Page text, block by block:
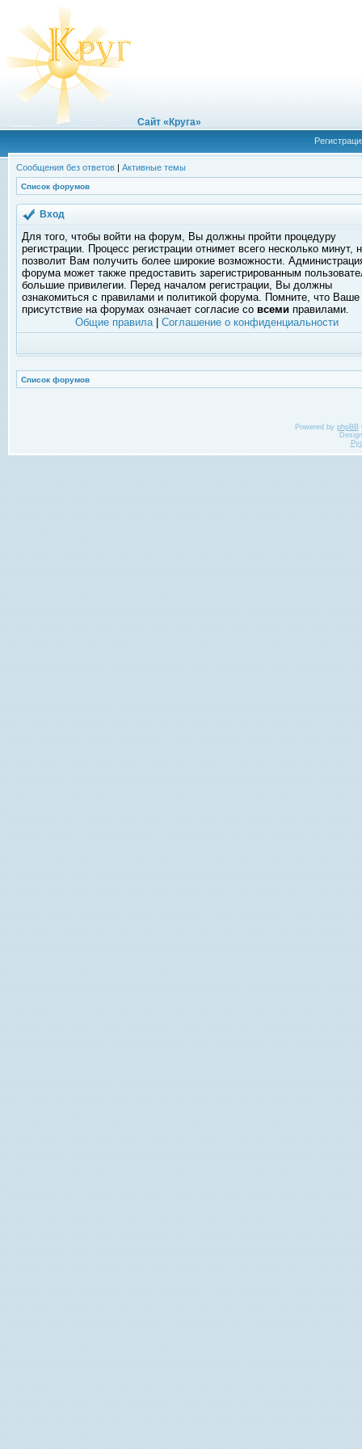
Сайт «Круга»
Сообщения без ответов | Активные темы
Список форумов
Вход
Для того, чтобы войти на форум, Вы должны пройти процедуру
регистрации. Процесс регистрации отнимет всего несколько минут,
позволит Вам получить более широкие возможности.
форума может также предоставить зарегистрированным
большие привилегии. Перед началом регистрации, Вы должны
ознакомиться с правилами и политикой форума. Помните, что Ваше
присутствие на форумах означает согласие со всеми правилами.
Общие правила| Соглашение о конфиденциальности
Список форумов
Powered by phpBB